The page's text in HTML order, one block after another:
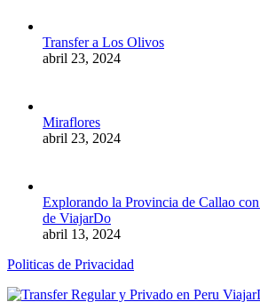
Transfer a Los Olivos
abril 23, 2024
Miraflores
abril 23, 2024
Explorando la Provincia de Callao
de ViajarDo
abril 13, 2024
Politicas de Privacidad